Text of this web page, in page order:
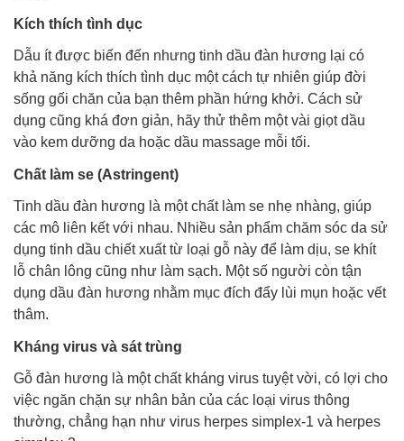
Kích thích tình dục
Dẫu ít được biến đến nhưng tinh dầu đàn hương lại có
khả năng kích thích tình dục một cách tự nhiên giúp đời
sống gối chăn của bạn thêm phần hứng khởi. Cách sử
dụng cũng khá đơn giản, hãy thử thêm một vài giọt dầu
vào kem dưỡng da hoặc dầu massage mỗi tối.
Chất làm se (Astringent)
Tinh dầu đàn hương là một chất làm se nhẹ nhàng, giúp
các mô liên kết với nhau. Nhiều sản phẩm chăm sóc da sử
dụng tinh dầu chiết xuất từ loại gỗ này để làm dịu, se khít
lỗ chân lông cũng như làm sạch. Một số người còn tận
dụng dầu đàn hương nhằm mục đích đẩy lùi mụn hoặc vết
thâm.
Kháng virus và sát trùng
Gỗ đàn hương là một chất kháng virus tuyệt vời, có lợi cho
việc ngăn chặn sự nhân bản của các loại virus thông
thường, chẳng hạn như virus herpes simplex-1 và herpes